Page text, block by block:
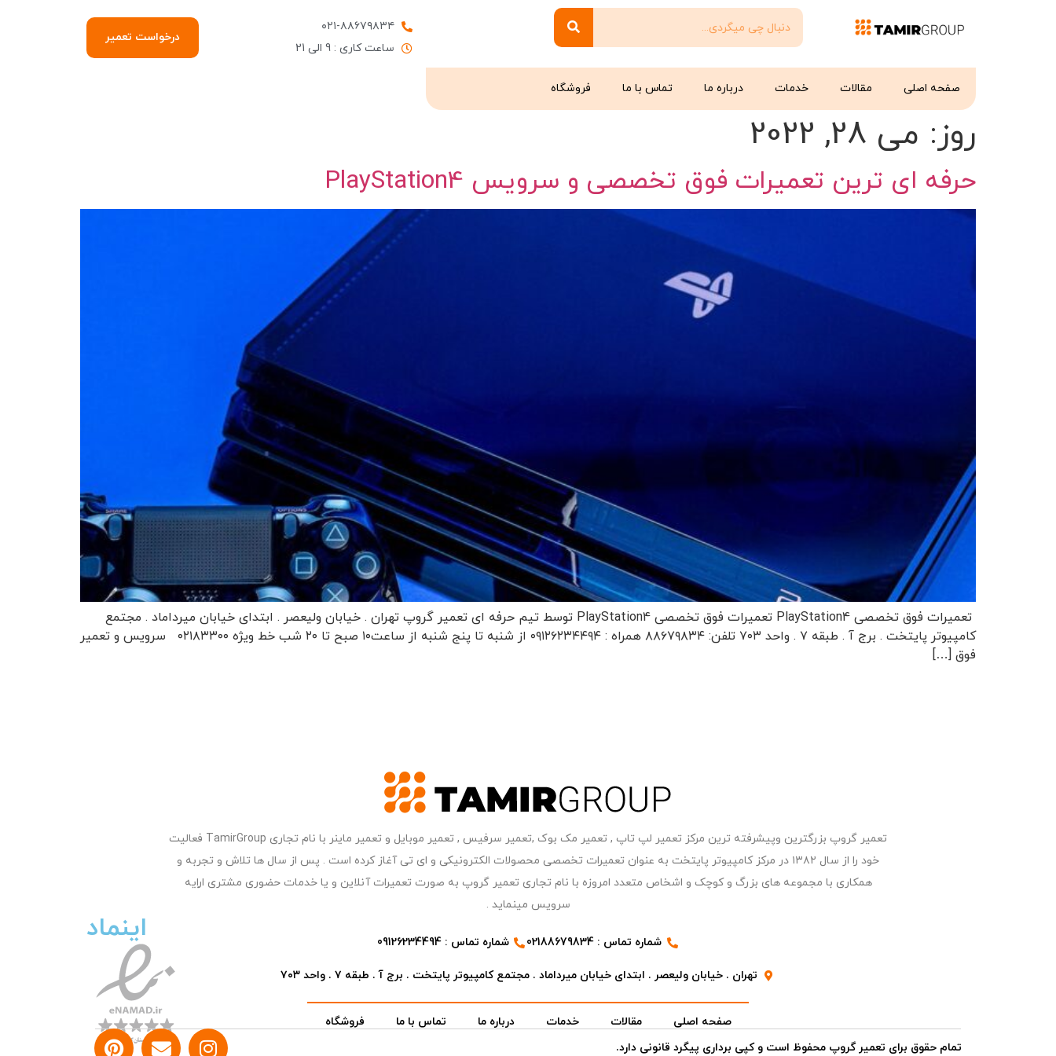
۰۲۱-۸۸۶۷۹۸۳۴
ساعت کاری : 9 الی 21
درخواست تعمیر
صفحه اصلی مقالات خدمات درباره ما تماس با ما فروشگاه
روز: می 28, 2022
حرفه ای ترین تعمیرات فوق تخصصی و سرویس PlayStation4
تعمیرات فوق تخصصی PlayStation4 تعمیرات فوق تخصصی PlayStation4 توسط تیم حرفه ای تعمیر گروپ تهران . خیابان ولیعصر . ابتدای خیابان میرداماد . مجتمع
کامپیوتر پایتخت . برج آ . طبقه ۷ . واحد ۷۰۳ تلفن: ۸۸۶۷۹۸۳۴ همراه : ۰۹۱۲۶۲۳۴۴۹۴ از شنبه تا پنج شنبه از ساعت۱۰ صبح تا ۲۰ شب خط ویژه ۰۲۱۸۳۳۰۰ سرویس و تعمیر
فوق […]
تعمیر گروپ بزرگترین وپیشرفته ترین مرکز تعمیر لپ تاپ , تعمیر مک بوک ,تعمیر سرفیس , تعمیر موبایل و تعمیر ماینر با نام تجاری TamirGroup فعالیت
خود را از سال ۱۳۸۲ در مرکز کامپیوتر پایتخت به عنوان تعمیرات تخصصی محصولات الکترونیکی و ای تی آغاز کرده است . پس از سال ها تلاش و تجربه و
همکاری با مجموعه های بزرگ و کوچک و اشخاص متعدد امروزه با نام تجاری تعمیر گروپ به صورت تعمیرات آنلاین و یا خدمات حضوری مشتری اراِیه
سرویس مینماید .
اینماد شماره تماس : 02188679834 شماره تماس : 09126234494
تهران . خیابان ولیعصر . ابتدای خیابان میرداماد . مجتمع کامپیوتر پایتخت . برج آ . طبقه ۷ . واحد ۷۰۳
صفحه اصلی مقالات خدمات درباره ما تماس با ما
فروشگاه
تمام حقوق برای تعمیر گروپ محفوظ است و کپی برداری پیگرد قانونی دارد.